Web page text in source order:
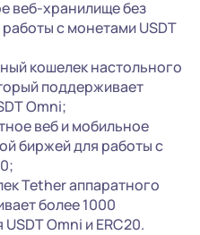
веб-хранилище без
с монетами USDT
кошелек настольного
поддерживает
Omni;
веб и мобильное
биржей для работы с
Tether аппаратного
более 1000
Omni и ERC20.